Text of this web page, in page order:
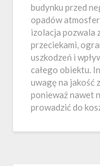
budynku przed
opadów
izolacja pozwala
przeciekami,
uszkodzeń i
całego obiektu.
uwagę na jakość
ponieważ nawet
prowadzić do